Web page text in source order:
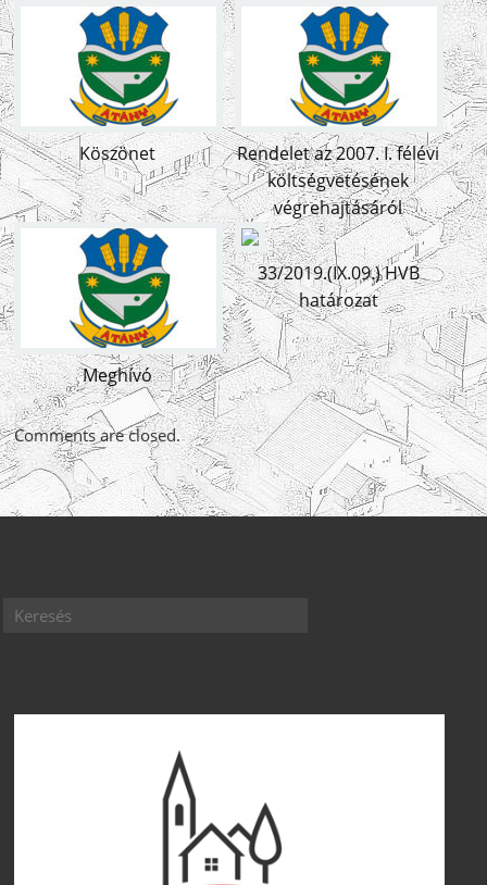
Köszönet
Rendelet az 2007. I. félévi
költségvetésének
végrehajtásáról
Meghívó
33/2019.(IX.09.) HVB
határozat
Comments are closed.